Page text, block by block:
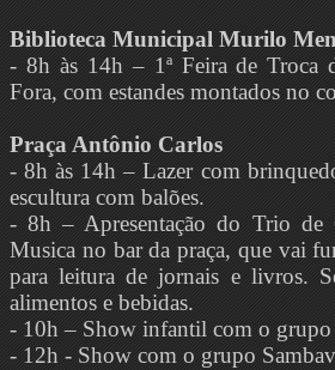
Biblioteca Municipal Murilo
- 8h às 14h – 1ª Feira de Troca
Fora, com estandes montados no
Praça Antônio Carlos
- 8h às 14h – Lazer com
escultura com balões.
- 8h – Apresentação do Trio de
Musica no bar da praça, que vai
para leitura de jornais e livros.
alimentos e bebidas.
- 10h – Show infantil com o grupo
- 12h - Show com o grupo